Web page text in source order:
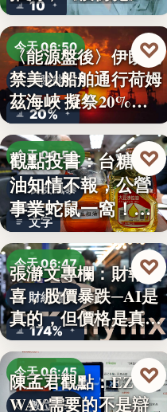
10
變…
今天 06:50
國際能源
20%
〈能源盤後〉伊朗擬
禁美以船舶通行荷姆
茲海峽 擬祭20%
貨…
♡
今天 06:50
食安風暴
文字
觀點投書：台糖毒
油知情不報，公營
事業蛇鼠一窩！人
民何堪？
♡
今天 06:47
財經趨勢
174%
張瀞文專欄：財報報
喜，股價暴跌─AI是
真的，但價格是真
的…
♡
今天 06:45
數位治理
陳孟君觀點：EZ
WAY需要的不是辯
♡